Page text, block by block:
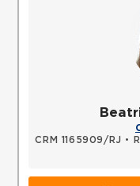
CRM 1165909/RJ •